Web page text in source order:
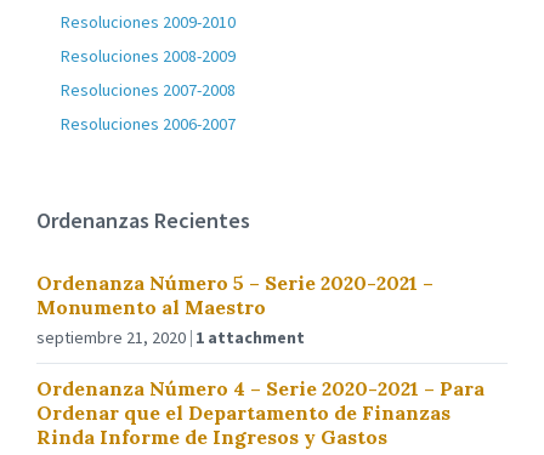
Resoluciones 2009-2010
Resoluciones 2008-2009
Resoluciones 2007-2008
Resoluciones 2006-2007
Ordenanzas Recientes
Ordenanza Número 5 – Serie 2020-2021 –
Monumento al Maestro
septiembre 21, 2020 1 attachment
Ordenanza Número 4 – Serie 2020-2021 – Para
Ordenar que el Departamento de Finanzas
Rinda Informe de Ingresos y Gastos